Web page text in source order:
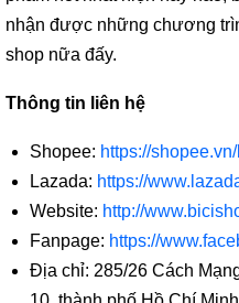
nhận được những chương
shop nữa đấy.
Thông tin liên hệ
Shopee: https://
Lazada: https://
Website: http://
Fanpage: https://
Địa chỉ: 285/26 Cách